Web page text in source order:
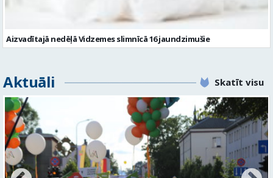
Aizvadītajā nedēļā Vidzemes slimnīcā 16 jaundzimušie
Aktuāli Skatīt visu